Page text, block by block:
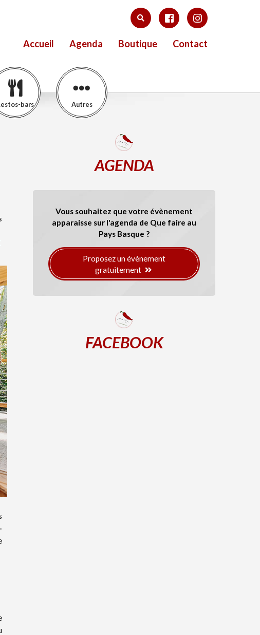
Accueil Agenda Boutique Contact
bars Autres
AGENDA
Vous souhaitez que votre évènement
apparaisse sur l'agenda de Que faire au
Pays Basque ?
Proposez un évènement
gratuitement
FACEBOOK